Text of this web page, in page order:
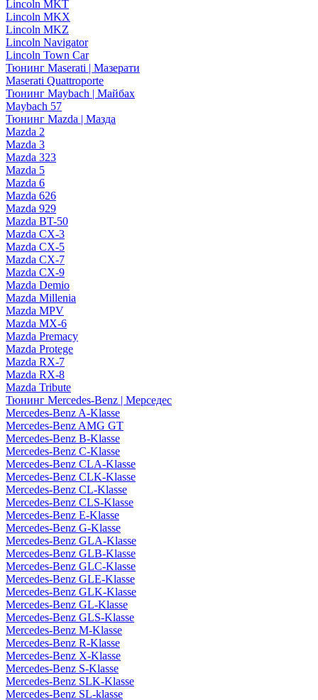
Lincoln MKT
Lincoln MKX
Lincoln MKZ
Lincoln Navigator
Lincoln Town Car
Тюнинг Maserati | Мазерати
Maserati Quattroporte
Тюнинг Maybach | Майбах
Maybach 57
Тюнинг Mazda | Мазда
Mazda 2
Mazda 3
Mazda 323
Mazda 5
Mazda 6
Mazda 626
Mazda 929
Mazda BT-50
Mazda CX-3
Mazda CX-5
Mazda CX-7
Mazda CX-9
Mazda Demio
Mazda Millenia
Mazda MPV
Mazda MX-6
Mazda Premacy
Mazda Protege
Mazda RX-7
Mazda RX-8
Mazda Tribute
Тюнинг Mercedes-Benz | Мерседес
Mercedes-Benz A-Klasse
Mercedes-Benz AMG GT
Mercedes-Benz B-Klasse
Mercedes-Benz C-Klasse
Mercedes-Benz CLA-Klasse
Mercedes-Benz CLK-Klasse
Mercedes-Benz CL-Klasse
Mercedes-Benz CLS-Klasse
Mercedes-Benz E-Klasse
Mercedes-Benz G-Klasse
Mercedes-Benz GLA-Klasse
Mercedes-Benz GLB-Klasse
Mercedes-Benz GLC-Klasse
Mercedes-Benz GLE-Klasse
Mercedes-Benz GLK-Klasse
Mercedes-Benz GL-Klasse
Mercedes-Benz GLS-Klasse
Mercedes-Benz M-Klasse
Mercedes-Benz R-Klasse
Mercedes-Benz X-Klasse
Mercedes-Benz S-Klasse
Mercedes-Benz SLK-Klasse
Mercedes-Benz SL-klasse